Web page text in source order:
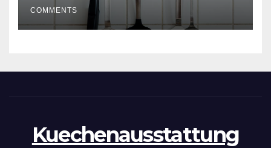
COMMENTS
Kuechenausstattung